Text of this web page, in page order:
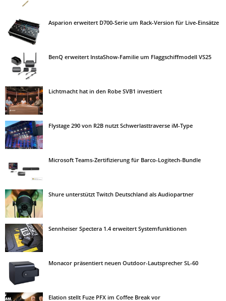
Asparion erweitert D700-Serie um Rack-Version für Live-Einsätze
BenQ erweitert InstaShow-Familie um Flaggschiffmodell VS25
Lichtmacht hat in den Robe SVB1 investiert
Flystage 290 von R2B nutzt Schwerlasttraverse iM-Type
Microsoft Teams-Zertifizierung für Barco-Logitech-Bundle
Shure unterstützt Twitch Deutschland als Audiopartner
Sennheiser Spectera 1.4 erweitert Systemfunktionen
Monacor präsentiert neuen Outdoor-Lautsprecher SL-60
Elation stellt Fuze PFX im Coffee Break vor